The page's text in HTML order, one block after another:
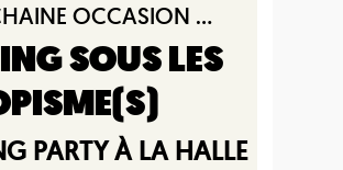
OCCASION ...
SOUS LES
PARTY À LA HALLE